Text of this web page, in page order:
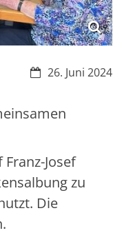
Datum:26. Juni 2024
Josef
zu
Die